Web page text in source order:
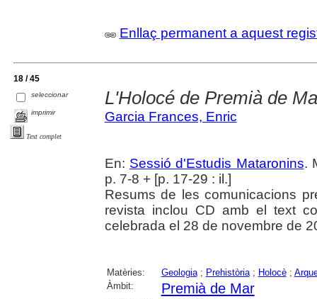
Enllaç permanent a aquest
18 / 45
seleccionar
imprimir
Text complet
L'Holocé de Premià de
Garcia Frances, Enric
En: Sessió d'Estudis Mataronins.
p. 7-8 + [p. 17-29 : il.]
Resums de les comunicacions
revista inclou CD amb el text
celebrada el 28 de novembre de
Matèries: Geologia; Prehistòria; Holocè;
Àmbit:
Premià de Mar